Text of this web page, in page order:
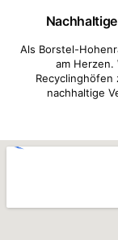
Als Borstel-
am
Recyclinghöfen
nachhaltige